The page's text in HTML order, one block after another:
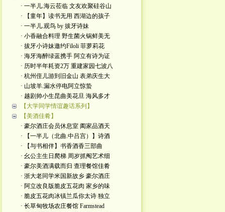
· 一半儿.海云莅临 文友欢聚硅谷山
· 【童年】读书无用 西湖边的孩子
· 一半儿.观鸟 by 拔牙诗妹
· 小香融合料理 野生菌火锅鲜美无
· 拔牙小诗妹邀约Filoli 菲萝莉花
· 海牙海醉绿蓝携手 阿立有诗为证
· 历时半年耗资2万 重建家园七波八
· 杭州侄儿游到旧金山 表弟庆生大
· 山坡羊.漏水停电阿立惊蛰
· 越剧帅小生昆曲美花旦 海风多才
【大学同学情谊趣话系列】
【美酒佳肴】
· 豪尔酒庄会员休息室 阖家品酒天
· 【一半儿（北曲.中吕宫）】诗酒
· 【与书相伴】书香酒香三部曲
· 幺公主生日爬梯 周岁抓阄艺术细
· 豪尔美酒满载而归 查理餐馆佳肴
· 浙大老同学米国新故乡 豪尔酒庄
· 阿立改良版脆皮五花肉 家乡的味
· 脆皮五花肉冰镇兰瓜你太诗 独立
· 长草甸牧场农庄餐馆 Farmstead